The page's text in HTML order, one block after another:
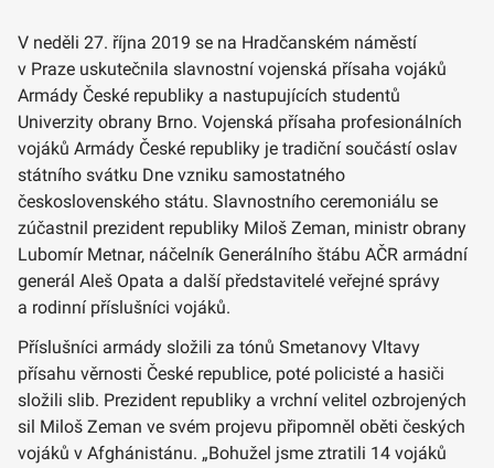
V neděli 27. října 2019 se na Hradčanském náměstí
v Praze uskutečnila slavnostní vojenská přísaha vojáků
Armády České republiky a nastupujících studentů
Univerzity obrany Brno. Vojenská přísaha profesionálních
vojáků Armády České republiky je tradiční součástí oslav
státního svátku Dne vzniku samostatného
československého státu. Slavnostního ceremoniálu se
zúčastnil prezident republiky Miloš Zeman, ministr obrany
Lubomír Metnar, náčelník Generálního štábu AČR armádní
generál Aleš Opata a další představitelé veřejné správy
a rodinní příslušníci vojáků.
Příslušníci armády složili za tónů Smetanovy Vltavy
přísahu věrnosti České republice, poté policisté a hasiči
složili slib. Prezident republiky a vrchní velitel ozbrojených
sil Miloš Zeman ve svém projevu připomněl oběti českých
vojáků v Afghánistánu. „Bohužel jsme ztratili 14 vojáků